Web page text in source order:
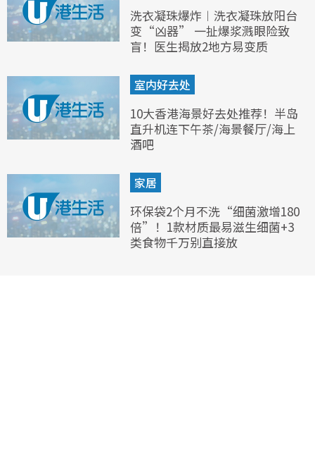
洗衣凝珠爆炸︱洗衣凝珠放阳台
变“凶器” 一扯爆浆溅眼险致
盲！医生揭放2地方易变质
室内好去处
10大香港海景好去处推荐！半岛
直升机连下午茶/海景餐厅/海上
酒吧
家居
环保袋2个月不洗“细菌激增180
倍”！1款材质最易滋生细菌+3
类食物千万别直接放